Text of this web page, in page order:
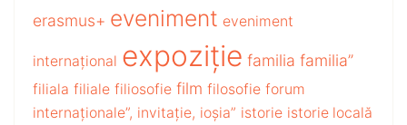
erasmus+ eveniment eveniment
internațional expoziție familia familia”
filiala filiale filiosofie film filosofie forum
internaționale”, invitație, ioșia” istorie istorie locală